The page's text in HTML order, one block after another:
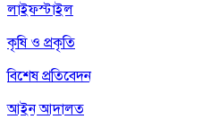
লাইফস্টাইল
কৃষি ও প্রকৃতি
বিশেষ প্রতিবেদন
আইন আদালত